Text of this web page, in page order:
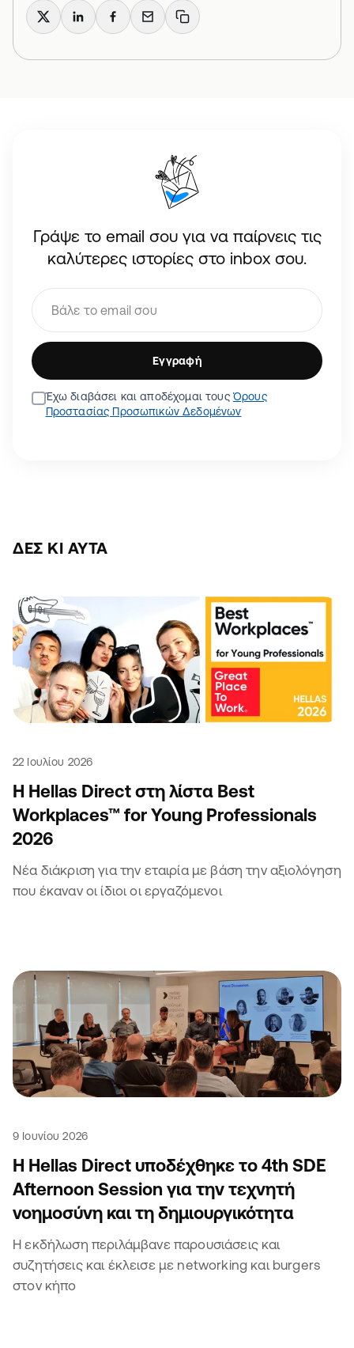
X LinkedInFacebook
Email Copy link
Γράψε το email σου για να παίρνεις τις
καλύτερες ιστορίες στο inbox σου.
Εγγραφή
Έχω διαβάσει και αποδέχομαι τουςΌρους
Προστασίας Προσωπικών Δεδομένων
ΔΕΣ ΚΙ ΑΥΤΆ
22 Ιουλίου 2026
Η Hellas Direct στη λίστα Best
Workplaces™ for Young Professionals
2026
Νέα διάκριση για την εταιρία με βάση την αξιολόγηση
που έκαναν οι ίδιοι οι εργαζόμενοι
9 Ιουνίου 2026
Η Hellas Direct υποδέχθηκε το 4th SDE
Afternoon Session για την τεχνητή
νοημοσύνη και τη δημιουργικότητα
Η εκδήλωση περιλάμβανε παρουσιάσεις και
συζητήσεις και έκλεισε με networking και burgers
στον κήπο